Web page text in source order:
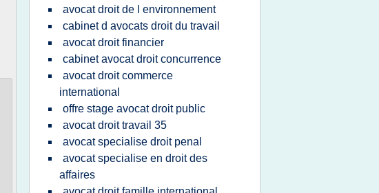
avocat droit de l environnement
cabinet d avocats droit du travail
avocat droit financier
cabinet avocat droit concurrence
avocat droit commerce
international
offre stage avocat droit public
avocat droit travail 35
avocat specialise droit penal
avocat specialise en droit des
affaires